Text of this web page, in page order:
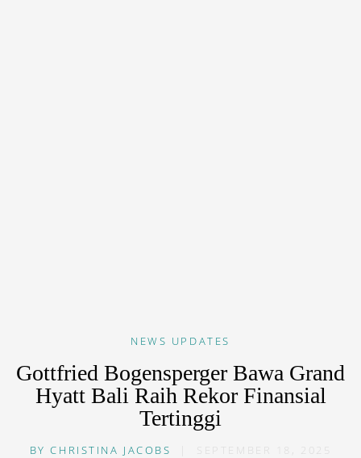
NEWS UPDATES
Gottfried Bogensperger Bawa Grand
Hyatt Bali Raih Rekor Finansial
Tertinggi
BYCHRISTINA JACOBS SEPTEMBER 18, 2025